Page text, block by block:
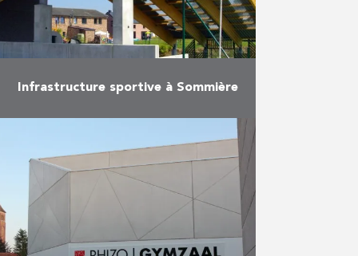
Infrastructure sportive à Sommière
construction d’une salle
polyvalente, l’aménagement d’un
espace multisports, d’aires de jeux
et de mobilier urbain ainsi que la
couverture de l’espace …
En savoir plus